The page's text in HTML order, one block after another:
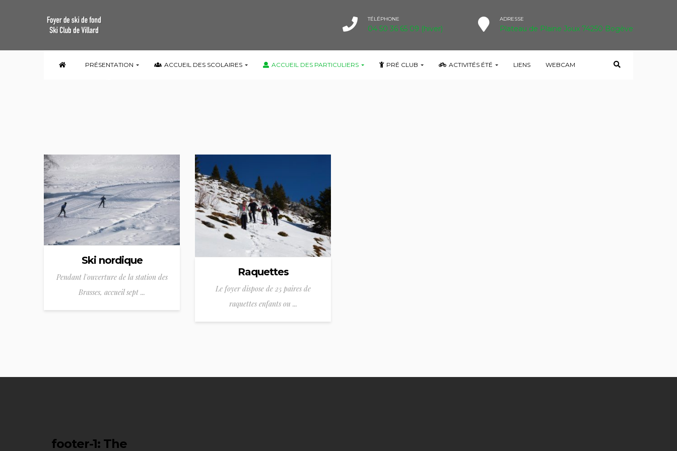
TÉLÉPHONE
04 50 36 65 09 (hiver)
ADRESSE
Plateau de Plaine Joux 74250 Bogève
PRÉSENTATION ACCUEIL DES SCOLAIRES ACCUEIL DES PARTICULIERS PRÉ CLUB ACTIVITÉS ÉTÉ LIENS WEBCAM
Categories HOME ACCUEIL DES PARTICULIERS
Ski nordique
Pendant l'ouverture de la station des
Brasses, accueil sept ...
Raquettes
Le foyer dispose de 25 paires de
raquettes enfants ou ...
footer-1: The